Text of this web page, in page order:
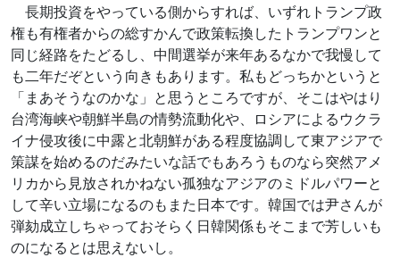
長期投資をやっている側からすれば、いずれトランプ政
権も有権者からの総すかんで政策転換したトランプワンと
同じ経路をたどるし、中間選挙が来年あるなかで我慢して
も二年だぞという向きもあります。私もどっちかというと
「まあそうなのかな」と思うところですが、そこはやはり
台湾海峡や朝鮮半島の情勢流動化や、ロシアによるウクラ
イナ侵攻後に中露と北朝鮮がある程度協調して東アジアで
策謀を始めるのだみたいな話でもあろうものなら突然アメ
リカから見放されかねない孤独なアジアのミドルパワーと
して辛い立場になるのもまた日本です。韓国では尹さんが
弾劾成立しちゃっておそらく日韓関係もそこまで芳しいも
のになるとは思えないし。